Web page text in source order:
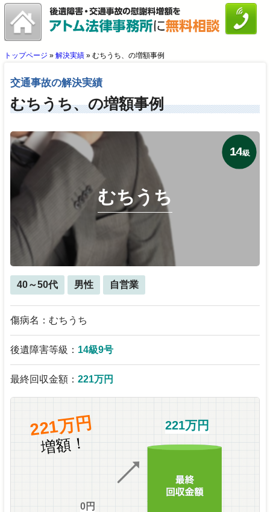
トップページ » 解決実績» むちうち、の増額事例
交通事故の解決実績
むちうち、の増額事例
14級
むちうち
40～50代 男性 自営業
傷病名：むちうち
後遺障害等級： 14級9号
最終回収金額： 221万円
221万円
増額！
0円
221万円